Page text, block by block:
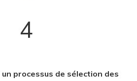
processus de sélection des
4